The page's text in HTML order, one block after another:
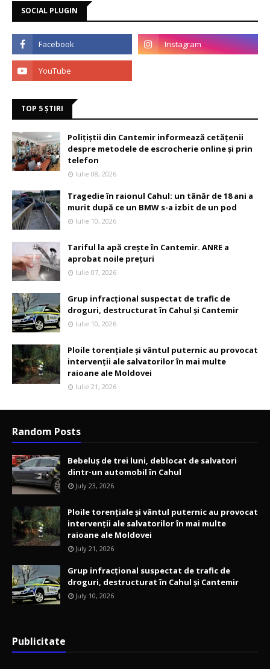
SOCIAL PLUGIN
TOP 5 ȘTIRI
Polițiștii din Cantemir informează cetățenii
despre metodele de escrocherie online și prin
telefon
Iulie 08, 2026
Tragedie în raionul Cahul: un tânăr de 18 ani a
murit după ce un BMW s-a izbit de un pod
Iulie 10, 2026
Tariful la apă crește în Cantemir. ANRE a
aprobat noile prețuri
Iulie 07, 2026
Grup infracțional suspectat de trafic de
droguri, destructurat în Cahul și Cantemir
Iulie 10, 2026
Ploile torențiale și vântul puternic au provocat
intervenții ale salvatorilor în mai multe
raioane ale Moldovei
Iulie 21, 2026
Random Posts
Bebeluș de trei luni, deblocat de salvatori
dintr-un automobil în Cahul
July 23, 2026
Ploile torențiale și vântul puternic au provocat
intervenții ale salvatorilor în mai multe
raioane ale Moldovei
July 21, 2026
Grup infracțional suspectat de trafic de
droguri, destructurat în Cahul și Cantemir
July 10, 2026
Publicitate